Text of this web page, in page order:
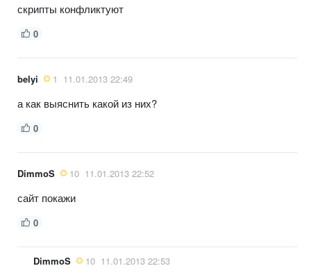
скрипты конфликтуют
0
belyi 1 11.01.2013 22:49
а как выяснить какой из них?
0
DimmoS 10 11.01.2013 22:52
сайт покажи
0
DimmoS 10 11.01.2013 22:53